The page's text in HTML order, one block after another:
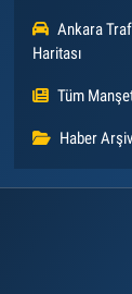
Ankara
Haritası
Tüm
Haber